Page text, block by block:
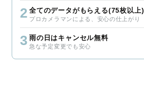
2 全てのデータがもらえる(75枚以上)
プロカメラマンによる、安心の仕上がり
3 雨の日はキャンセル無料
急な予定変更でも安心